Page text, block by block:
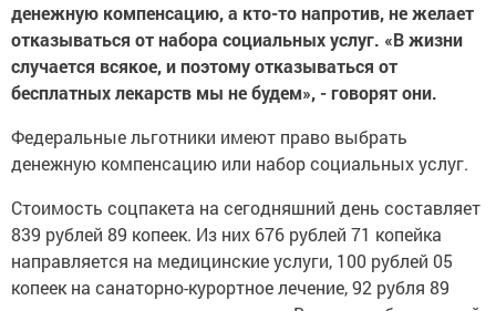
денежную компенсацию, а кто-то напротив, не желает
отказываться от набора социальных услуг. «В жизни
случается всякое, и поэтому отказываться от
бесплатных лекарств мы не будем», - говорят они.
Федеральные льготники имеют право выбрать
денежную компенсацию или набор социальных услуг.
Стоимость соцпакета на сегодняшний день составляет
839 рублей 89 копеек. Из них 676 рублей 71 копейка
направляется на медицинские услуги, 100 рублей 05
копеек на санаторно-курортное лечение, 92 рубля 89